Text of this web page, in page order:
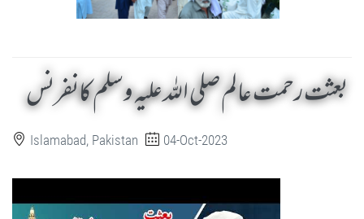
بعثت رحمت عالم صلی اللہ علیہ وسلم کانفرنس
Islamabad, Pakistan 04-Oct-2023